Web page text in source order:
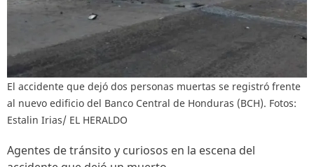
El accidente que dejó dos personas muertas se registró frente
al nuevo edificio del Banco Central de Honduras (BCH). Fotos:
Estalin Irias/ EL HERALDO
Agentes de tránsito y curiosos en la escena del